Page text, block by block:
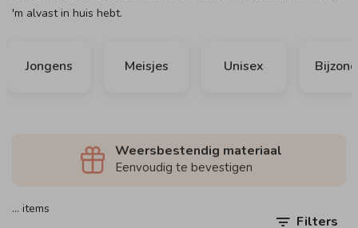
'm alvast in huis hebt.
Jongens Meisjes Unisex
Weersbestendig materiaal
Eenvoudig te bevestigen
… items
Filters